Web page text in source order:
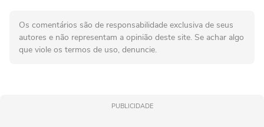
Os comentários são de responsabilidade exclusiva de seus
autores e não representam a opinião deste site. Se achar algo
que viole os termos de uso, denuncie.
PUBLICIDADE